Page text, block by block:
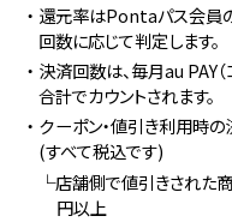
・還元率はPontaパス会員の期間における200円(税込)以上の決済
回数に応じて判定します。
・決済回数は、毎月au PAY（コード支払い）/ au PAY（ネット支払い）の
合計でカウントされます。
・クーポン・値引き利用時の決済金額の判定条件は下記の通りです。
(すべて税込です)
└店舗側で値引きされた商品の購入：値引き後の決済金額が200
円以上